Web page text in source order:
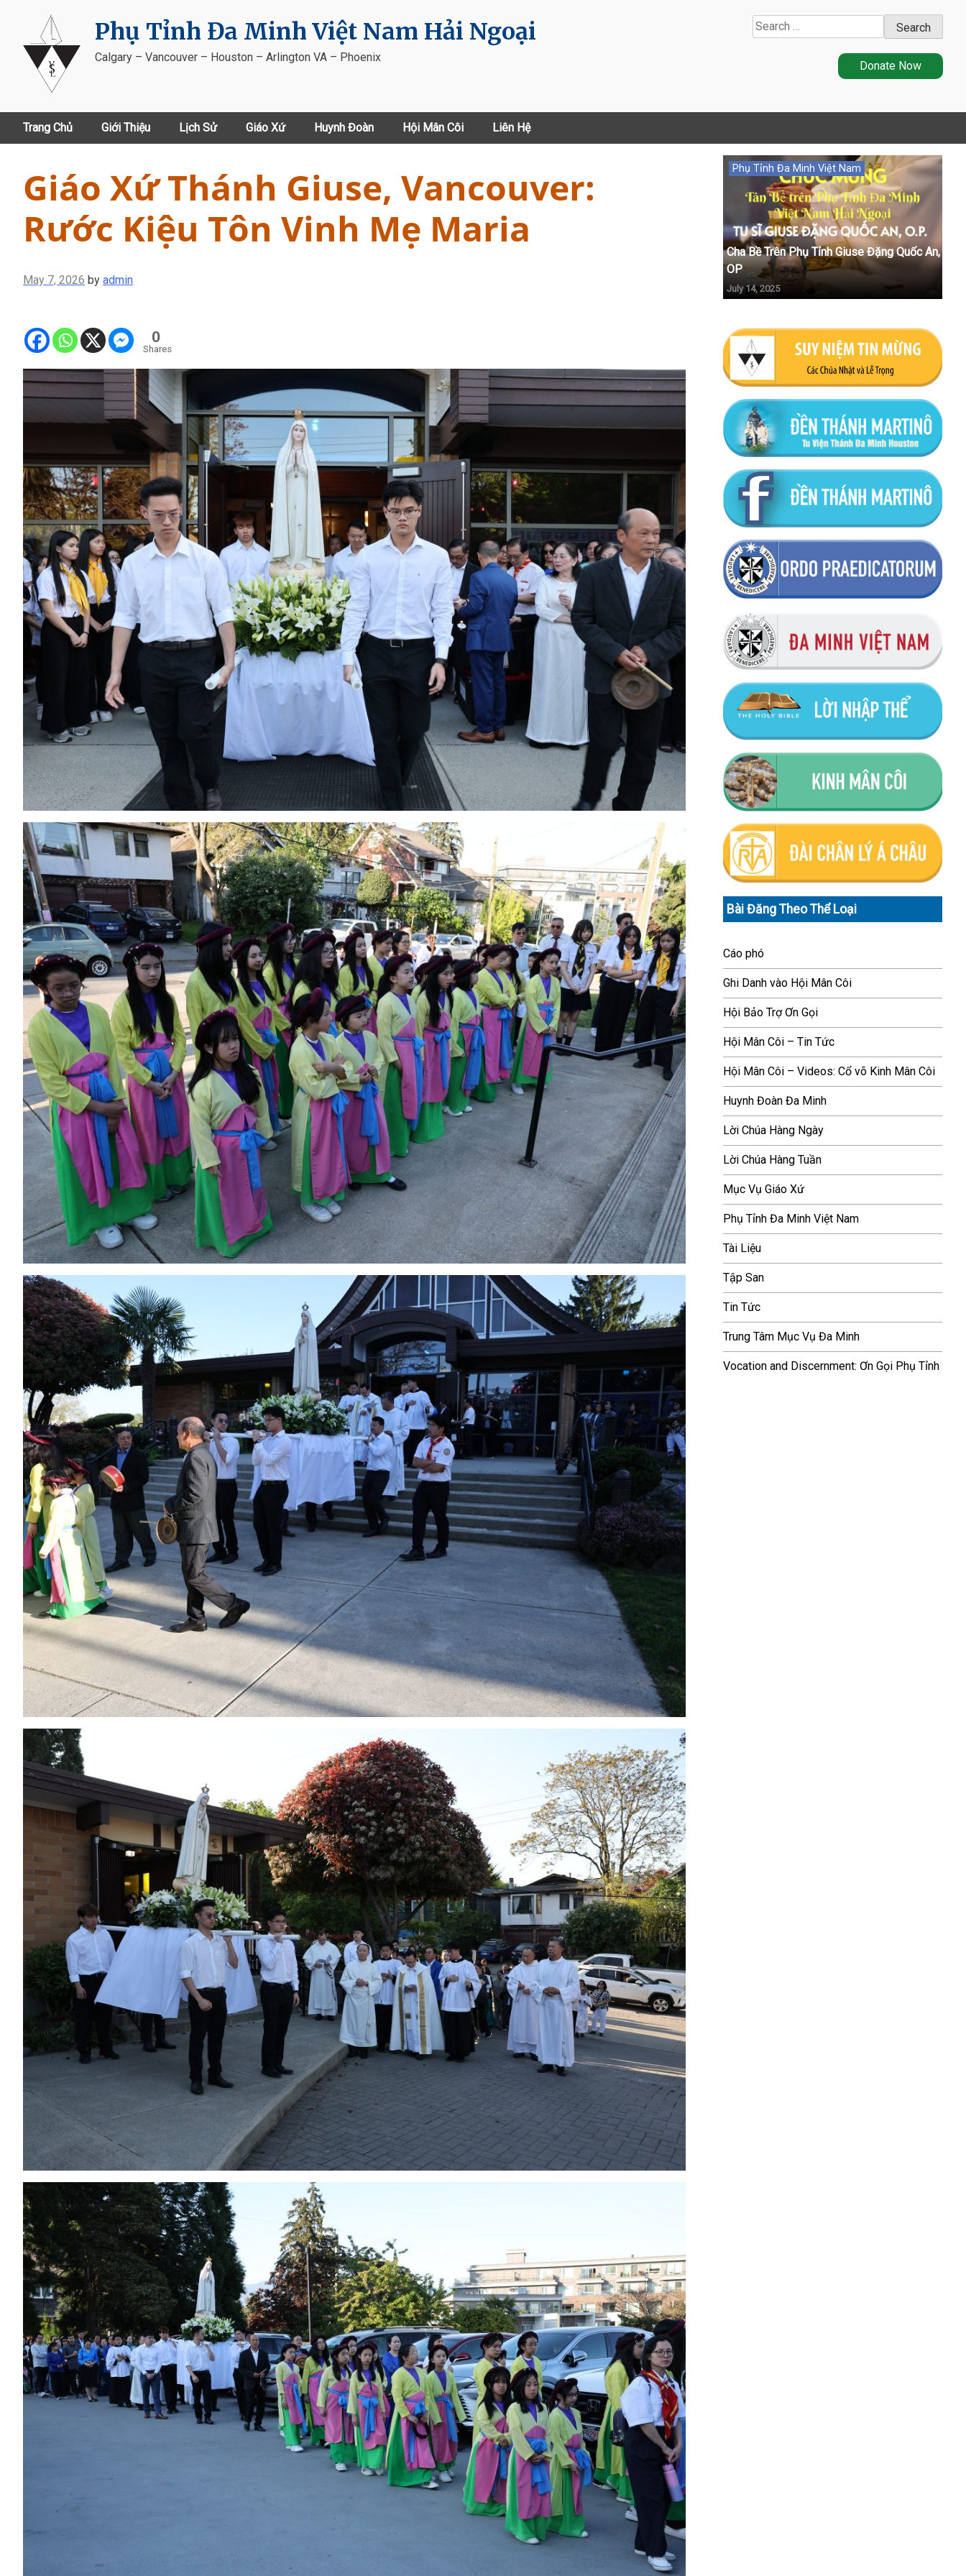
content
Phụ Tỉnh Đa Minh Việt Nam Hải Ngoại
Calgary – Vancouver – Houston – Arlington VA – Phoenix
Search
for:
Donate Now
Trang Chủ Giới Thiệu Lịch Sử Giáo Xứ Huynh Đoàn Hội Mân Côi Liên Hệ
Giáo Xứ Thánh Giuse, Vancouver:
Rước Kiệu Tôn Vinh Mẹ Maria
May 7, 2026 by admin
0
Shares
Phụ Tỉnh Đa Minh Việt Nam
Cha Bề Trên Phụ Tỉnh Giuse Đặng Quốc An,
OP
July 14, 2025
Bài Đăng Theo Thể Loại
Cáo phó
Ghi Danh vào Hội Mân Côi
Hội Bảo Trợ Ơn Gọi
Hội Mân Côi – Tin Tức
Hội Mân Côi – Videos: Cổ võ Kinh Mân Côi
Huynh Đoàn Đa Minh
Lời Chúa Hàng Ngày
Lời Chúa Hàng Tuần
Mục Vụ Giáo Xứ
Phụ Tỉnh Đa Minh Việt Nam
Tài Liệu
Tập San
Tin Tức
Trung Tâm Mục Vụ Đa Minh
Vocation and Discernment: Ơn Gọi Phụ Tỉnh